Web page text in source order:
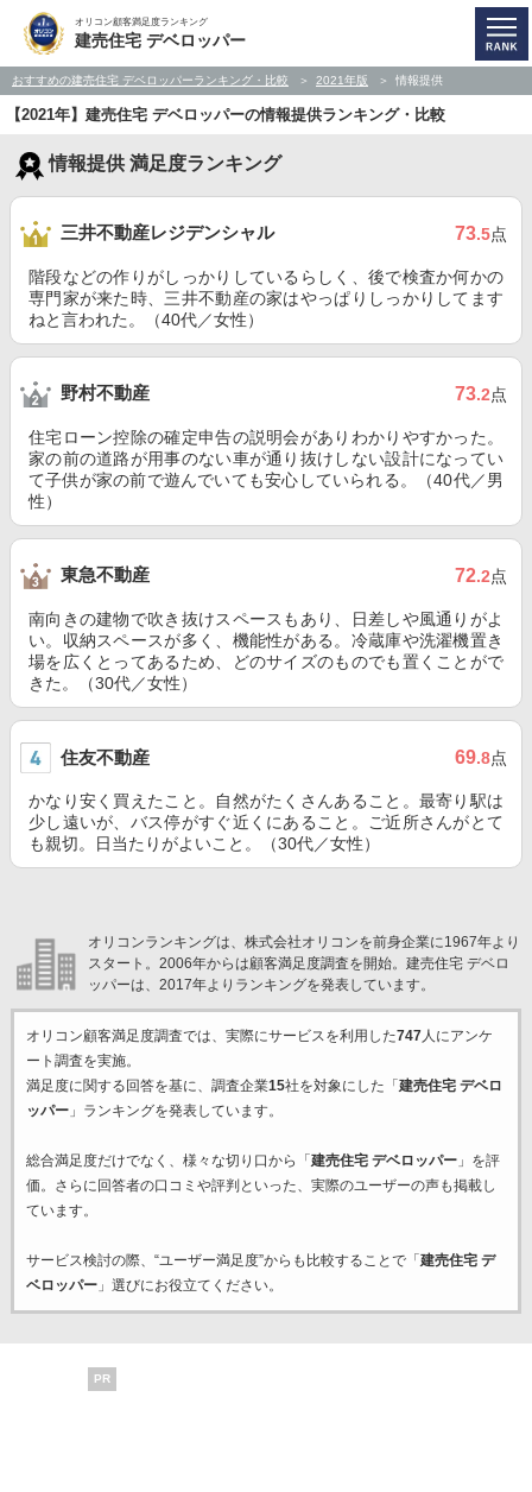
オリコン顧客満足度ランキング
建売住宅 デベロッパー
おすすめの建売住宅 デベロッパーランキング・比較 2021年版 情報提供
【2021年】建売住宅 デベロッパーの情報提供ランキング・比較
情報提供 満足度ランキング
三井不動産レジデンシャル 73.5点
階段などの作りがしっかりしているらしく、後で検査か何かの
専門家が来た時、三井不動産の家はやっぱりしっかりしてます
ねと言われた。（40代／女性）
野村不動産 73.2点
住宅ローン控除の確定申告の説明会がありわかりやすかった。
家の前の道路が用事のない車が通り抜けしない設計になってい
て子供が家の前で遊んでいても安心していられる。（40代／男
性）
東急不動産 72.2点
南向きの建物で吹き抜けスペースもあり、日差しや風通りがよ
い。収納スペースが多く、機能性がある。冷蔵庫や洗濯機置き
場を広くとってあるため、どのサイズのものでも置くことがで
きた。（30代／女性）
住友不動産 69.8点
かなり安く買えたこと。自然がたくさんあること。最寄り駅は
少し遠いが、バス停がすぐ近くにあること。ご近所さんがとて
も親切。日当たりがよいこと。（30代／女性）
オリコンランキングは、株式会社オリコンを前身企業に1967年より
スタート。2006年からは顧客満足度調査を開始。建売住宅 デベロ
ッパーは、2017年よりランキングを発表しています。
オリコン顧客満足度調査では、実際にサービスを利用した747人にアンケ
ート調査を実施。
満足度に関する回答を基に、調査企業15社を対象にした「 建売住宅 デベロ
ッパー」ランキングを発表しています。
総合満足度だけでなく、様々な切り口から「 建売住宅 デベロッパー」を評
価。さらに回答者の口コミや評判といった、実際のユーザーの声も掲載し
ています。
サービス検討の際、“ユーザー満足度”からも比較することで「 建売住宅 デ
ベロッパー」選びにお役立てください。
PR